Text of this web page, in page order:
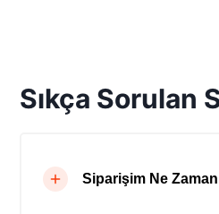
Sıkça Sorulan
Siparişim Ne